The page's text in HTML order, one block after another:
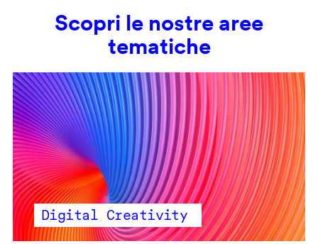
Scopri le nostre aree
tematiche
Digital Creativity